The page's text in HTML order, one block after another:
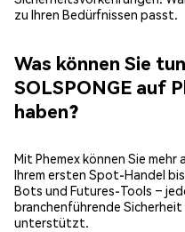
zu Ihren Bedürfnissen passt.
Was können Sie
SOLSPONGE auf
haben?
Mit Phemex können Sie mehr
Ihrem ersten Spot-Handel
Bots und Futures-Tools –
branchenführende
unterstützt.